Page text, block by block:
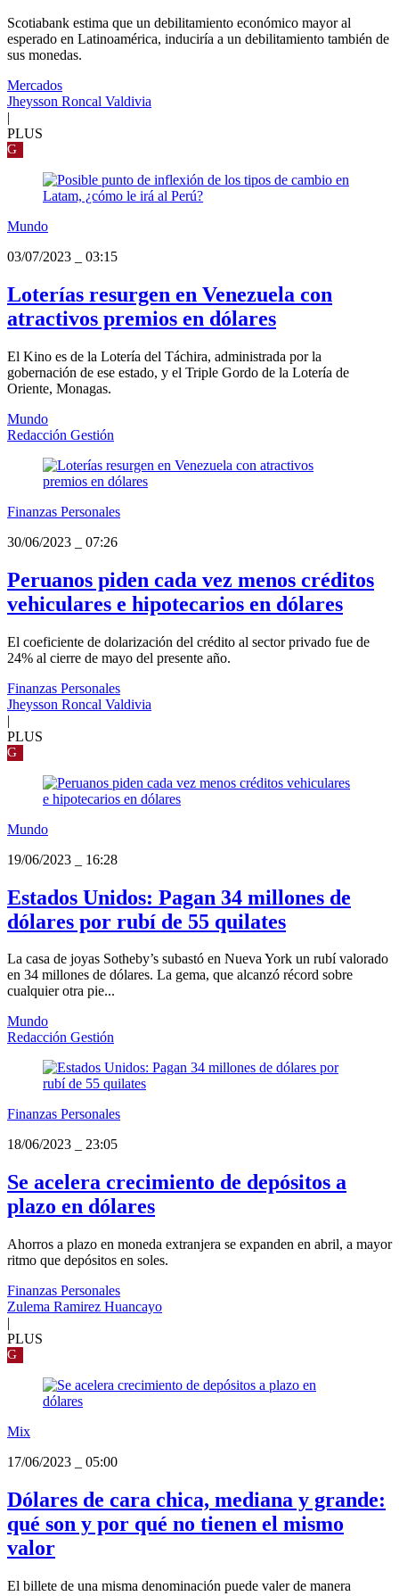
Scotiabank estima que un debilitamiento económico mayor al
esperado en Latinoamérica, induciría a un debilitamiento también de
sus monedas.
Mercados
Jheysson Roncal Valdivia
|
PLUS
G
Mundo
03/07/2023
03:15
Loterías resurgen en Venezuela con
atractivos premios en dólares
El Kino es de la Lotería del Táchira, administrada por la
gobernación de ese estado, y el Triple Gordo de la Lotería de
Oriente, Monagas.
Mundo
Redacción Gestión
Finanzas Personales
30/06/2023
07:26
Peruanos piden cada vez menos créditos
vehiculares e hipotecarios en dólares
El coeficiente de dolarización del crédito al sector privado fue de
24% al cierre de mayo del presente año.
Finanzas Personales
Jheysson Roncal Valdivia
|
PLUS
G
Mundo
19/06/2023
16:28
Estados Unidos: Pagan 34 millones de
dólares por rubí de 55 quilates
La casa de joyas Sotheby’s subastó en Nueva York un rubí valorado
en 34 millones de dólares. La gema, que alcanzó récord sobre
cualquier otra pie...
Mundo
Redacción Gestión
Finanzas Personales
18/06/2023
23:05
Se acelera crecimiento de depósitos a
plazo en dólares
Ahorros a plazo en moneda extranjera se expanden en abril, a mayor
ritmo que depósitos en soles.
Finanzas Personales
Zulema Ramirez Huancayo
|
PLUS
G
Mix
17/06/2023
05:00
Dólares de cara chica, mediana y grande:
qué son y por qué no tienen el mismo
valor
El billete de una misma denominación puede valer de manera